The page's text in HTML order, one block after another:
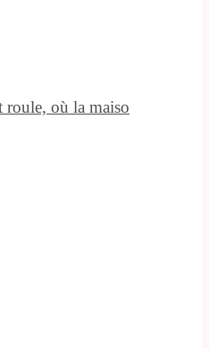
roule, où la maiso